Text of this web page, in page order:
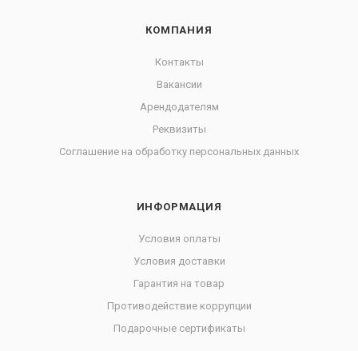
КОМПАНИЯ
Контакты
Вакансии
Арендодателям
Реквизиты
Соглашение на обработку персональных данных
ИНФОРМАЦИЯ
Условия оплаты
Условия доставки
Гарантия на товар
Противодействие коррупции
Подарочные сертификаты